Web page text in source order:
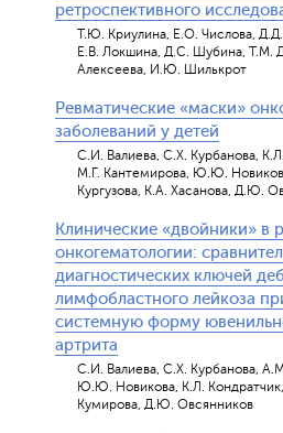
ретроспективного
Т.Ю. Криулина, Е.О. Числова,
Е.В. Локшина, Д.С. Шубина, Т.М.
Алексеева, И.Ю. Шилькрот
Ревматические «маски»
заболеваний у детей
С.И. Валиева, С.Х. Курбанова,
М.Г. Кантемирова, Ю.Ю.
Кургузова, К.А. Хасанова, Д.Ю.
Клинические «двойники» в
онкогематологии:
диагностических ключей
лимфобластного лейкоза
системную форму
артрита
С.И. Валиева, С.Х. Курбанова,
Ю.Ю. Новикова, К.Л.
Кумирова, Д.Ю. Овсянников